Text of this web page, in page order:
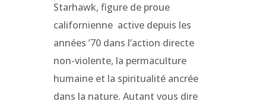
Starhawk, figure de proue
californienne active depuis les
années ’70 dans l’action directe
non-violente, la permaculture
humaine et la spiritualité ancrée
dans la nature. Autant vous dire